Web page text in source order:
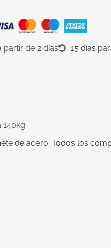
partir de 2 días
15 días
de acero. Todos los